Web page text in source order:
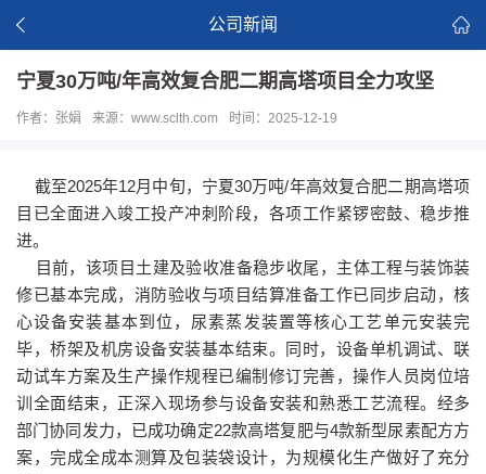
公司新闻
宁夏30万吨/年高效复合肥二期高塔项目全力攻坚
作者：张娟 来源：www.sclth.com 时间：2025-12-19
截至2025年12月中旬，宁夏30万吨/年高效复合肥二期高塔项
目已全面进入竣工投产冲刺阶段，各项工作紧锣密鼓、稳步推
进。
目前，该项目土建及验收准备稳步收尾，主体工程与装饰装
修已基本完成，消防验收与项目结算准备工作已同步启动，核
心设备安装基本到位，尿素蒸发装置等核心工艺单元安装完
毕，桥架及机房设备安装基本结束。同时，设备单机调试、联
动试车方案及生产操作规程已编制修订完善，操作人员岗位培
训全面结束，正深入现场参与设备安装和熟悉工艺流程。经多
部门协同发力，已成功确定22款高塔复肥与4款新型尿素配方方
案，完成全成本测算及包装袋设计，为规模化生产做好了充分